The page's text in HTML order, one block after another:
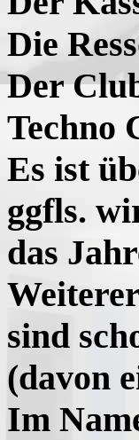
Die
Der
Techno
Es ist
ggfls.
das
sind
(davon
Im